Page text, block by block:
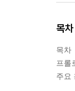
목차
목차
프롤
주요